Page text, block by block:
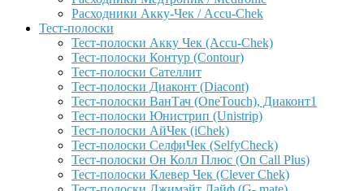
Расходники Акку-Чек / Accu-Chek
Тест-полоски
Тест-полоски Акку Чек (Accu-Chek)
Тест-полоски Контур (Contour)
Тест-полоски Сателлит
Тест-полоски Диаконт (Diacont)
Тест-полоски ВанТач (OneTouch), Диаконт1
Тест-полоски Юнистрип (Unistrip)
Тест-полоски АйЧек (iChek)
Тест-полоски СелфиЧек (SelfyCheck)
Тест-полоски Он Колл Плюс (On Call Plus)
Тест-полоски Клевер Чек (Clever Chek)